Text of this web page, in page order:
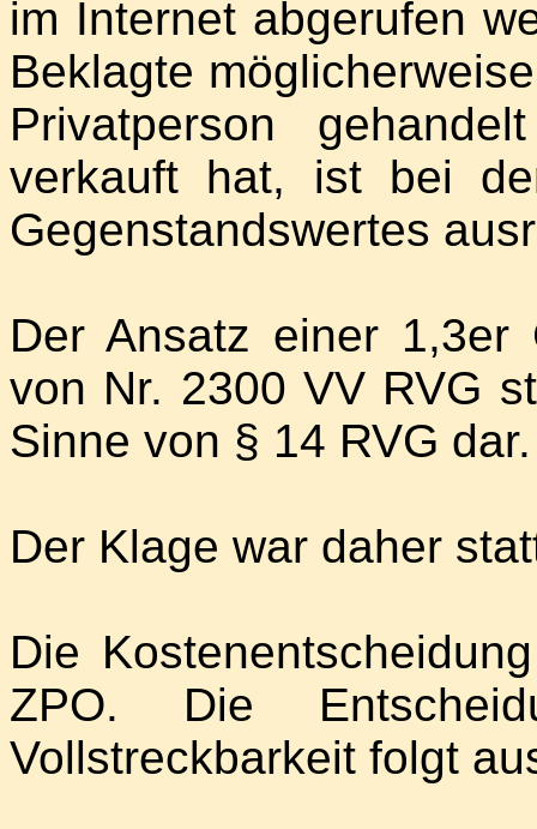
im Internet abgerufen
Beklagte
Privatperson
verkauft hat, ist bei
Gegenstandswertes
Der Ansatz einer 1,3er
von Nr. 2300 VV RVG
Sinne von § 14 RVG dar.
Der Klage war daher
Die
ZPO. Die
Vollstreckbarkeit folgt